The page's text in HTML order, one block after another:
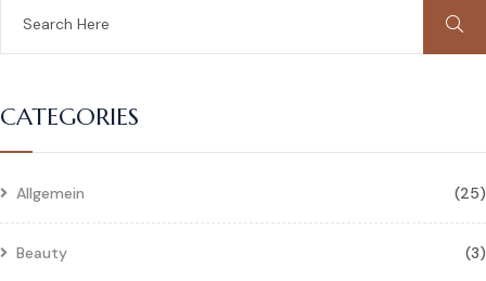
CATEGORIES
Allgemein (25)
Beauty (3)